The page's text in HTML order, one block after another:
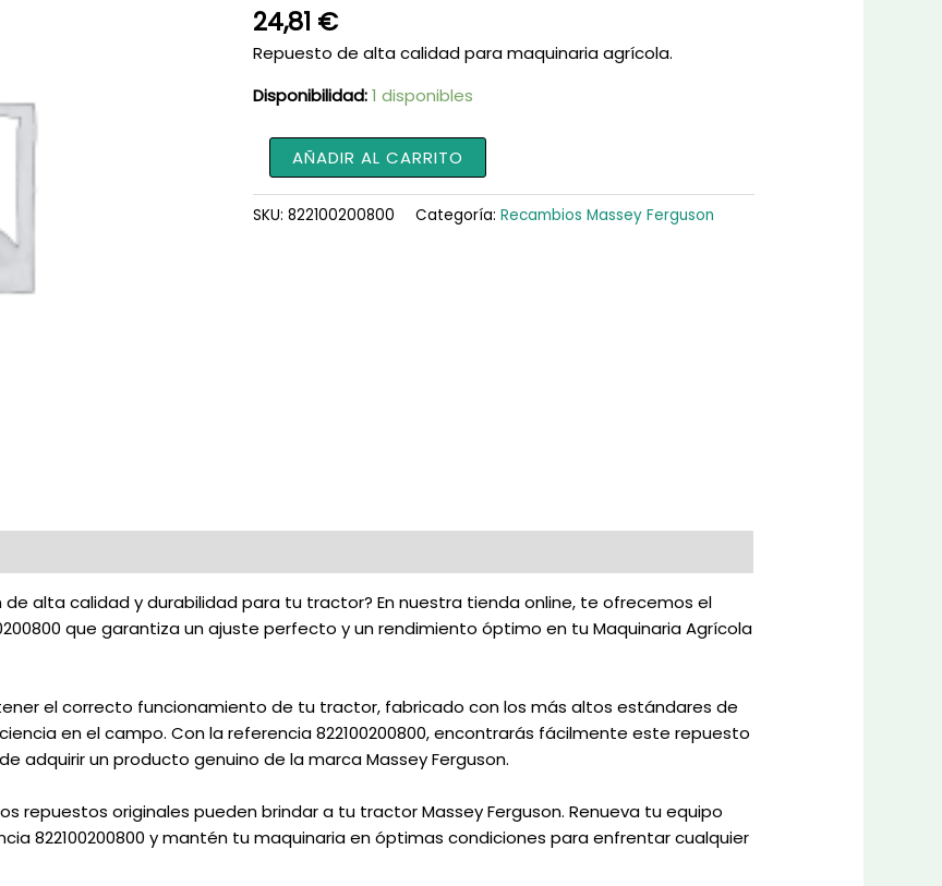
24,81 €
Repuesto de alta calidad para maquinaria agrícola.
Disponibilidad:1 disponibles
Aro
822100200800
cantidad
AÑADIR AL CARRITO
SKU: 822100200800 Categoría: Recambios Massey Ferguson
de alta calidad y durabilidad para tu tractor? En nuestra tienda online, te ofrecemos el
que garantiza un ajuste perfecto y un rendimiento óptimo en tu Maquinaria Agrícola
el correcto funcionamiento de tu tractor, fabricado con los más altos estándares de
en el campo. Con la referencia 822100200800, encontrarás fácilmente este repuesto
adquirir un producto genuino de la marca Massey Ferguson.
repuestos originales pueden brindar a tu tractor Massey Ferguson. Renueva tu equipo
822100200800 y mantén tu maquinaria en óptimas condiciones para enfrentar cualquier